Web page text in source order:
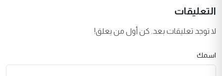
التعليقات
لا توجد تعليقات بعد. كن أول من يعلق!
اسمك